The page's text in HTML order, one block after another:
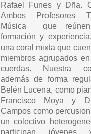
Rafael Funes y Dña.
Ambos Profesores
Música que
formación y
una coral mixta que
miembros agrupados
cuerdas. Nuestra
además de forma
Belén Lucena, como
Francisco Moya y
Campos como
un colectivo